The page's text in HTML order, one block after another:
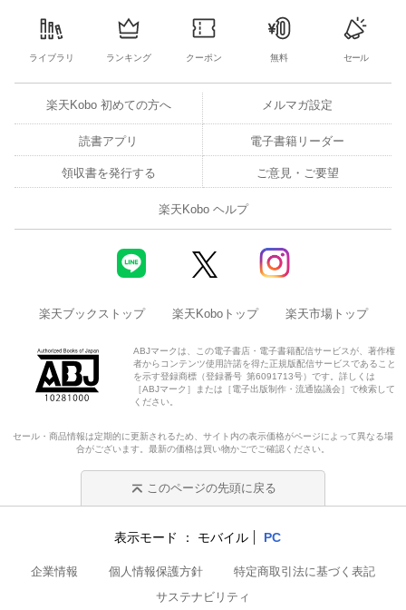
ライブラリ ランキング クーポン 無料 セール
楽天Kobo 初めての方へ メルマガ設定
読書アプリ 電子書籍リーダー
領収書を発行する ご意見・ご要望
楽天Kobo ヘルプ
楽天ブックストップ 楽天Koboトップ 楽天市場トップ
ABJマークは、この電子書店・電子書籍配信サービスが、著作権
者からコンテンツ使用許諾を得た正規版配信サービスであること
を示す登録商標（登録番号 第6091713号）です。詳しくは
［ABJマーク］または［電子出版制作・流通協議会］で検索して
ください。
セール・商品情報は定期的に更新されるため、サイト内の表示価格がページによって異なる場
合がございます。最新の価格は買い物かごでご確認ください。
このページの先頭に戻る
表示モード モバイル PC
企業情報 個人情報保護方針
特定商取引法に基づく表記
サステナビリティ